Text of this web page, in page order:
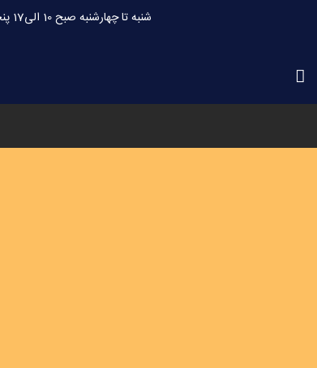
شنبه تا چهارشنبه صبح 10 الی17 پنجشنبه 10 الی 15